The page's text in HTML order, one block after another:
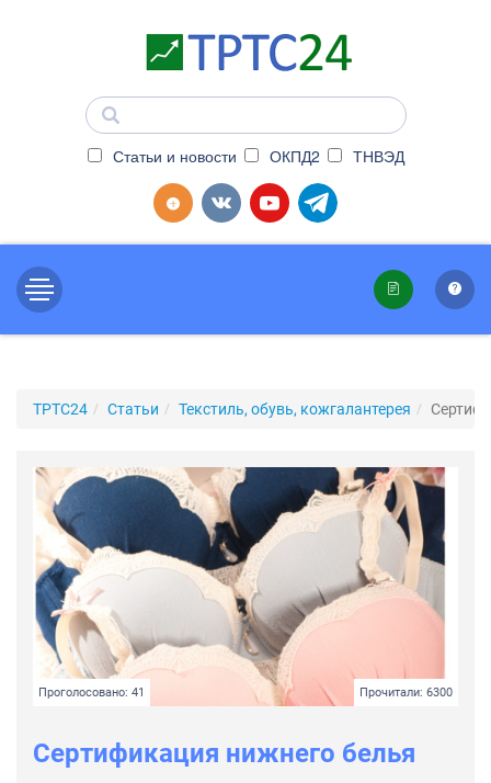
Статьи и новости ОКПД2 ТНВЭД
ТРТС24 Статьи Текстиль, обувь, кожгалантерея
Проголосовано: 41 Прочитали: 6300
Сертификация нижнего белья